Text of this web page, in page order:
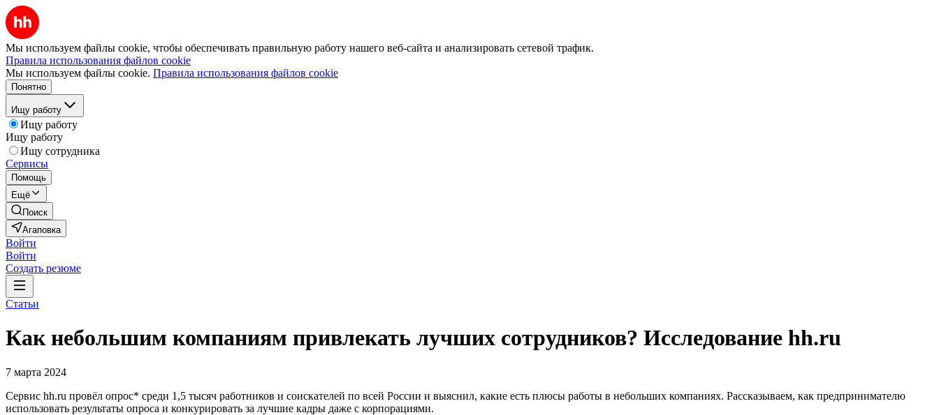
Мы используем файлы cookie, чтобы обеспечивать правильную работу нашего веб-сайта и анализировать сетевой трафик.
Правила использования файлов cookie
Мы используем файлы cookie. Правила использования файлов cookie
Понятно
Ищу работу
Ищу работу
Ищу работу
Ищу сотрудника
Сервисы
Помощь
Ещё
Поиск
Агаповка
Войти
Войти
Создать резюме
Статьи
Как небольшим компаниям привлекать лучших сотрудников? Исследование hh.ru
7 марта 2024
Сервис hh.ru провёл опрос* среди 1,5 тысяч работников и соискателей по всей России и выяснил, какие есть плюсы работы в небольших компаниях. Рассказываем, как предпринимателю
использовать результаты опроса и конкурировать за лучшие кадры даже с корпорациями.